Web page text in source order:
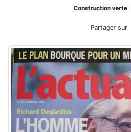
Construction verte
Partager sur